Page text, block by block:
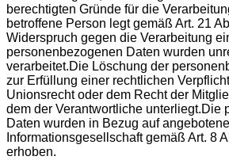
berechtigten Gründe für die
betroffene Person legt gemäß Art. 21
Widerspruch gegen die Verarbeitung
personenbezogenen Daten wurden
verarbeitet.Die Löschung der
zur Erfüllung einer rechtlichen
Unionsrecht oder dem Recht der
dem der Verantwortliche unterliegt.Die
Daten wurden in Bezug auf
Informationsgesellschaft gemäß Art. 8
erhoben.